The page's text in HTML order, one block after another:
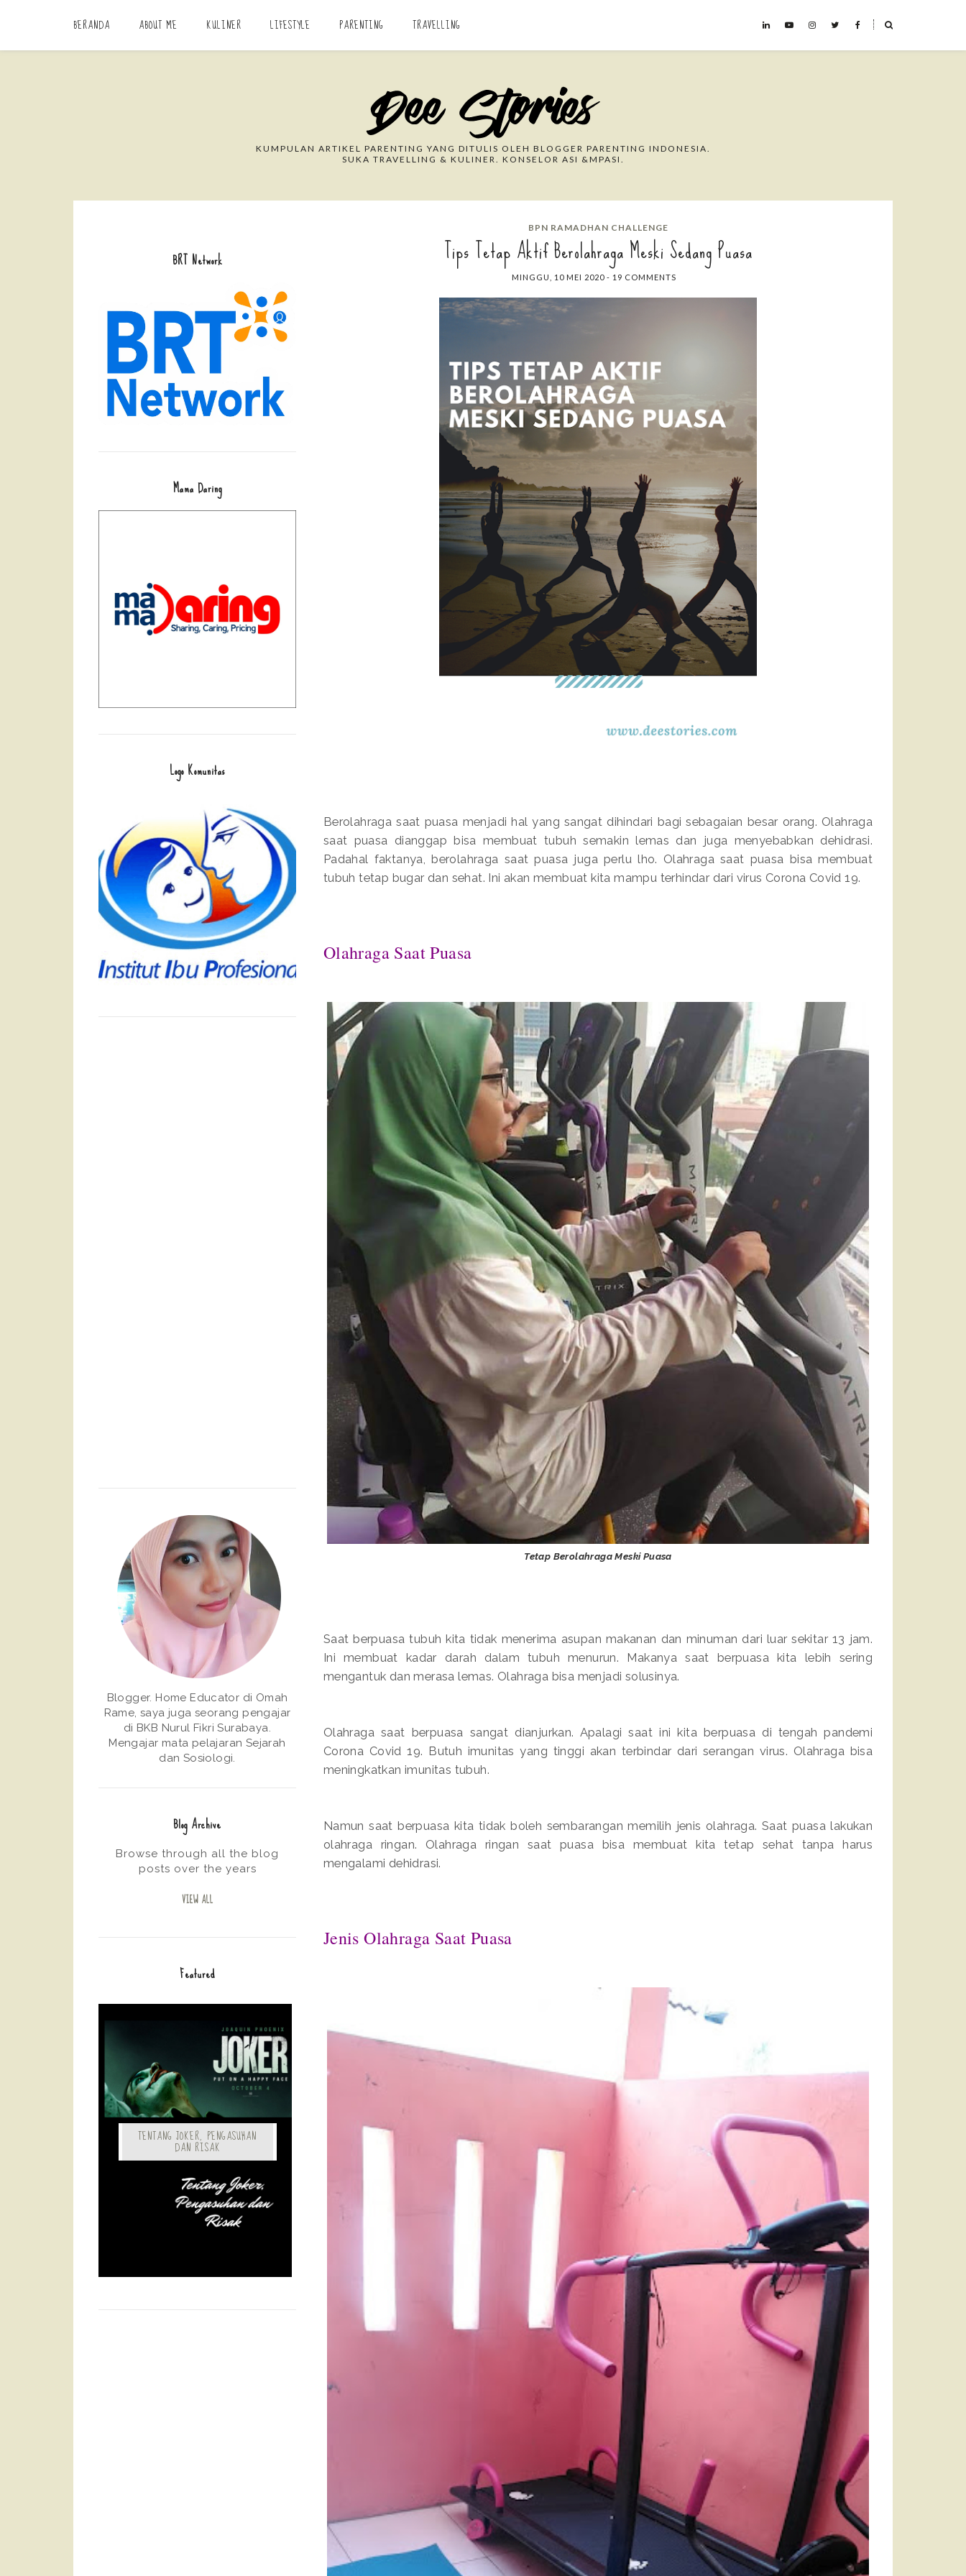
BERANDA ABOUT ME KULINER LIFESTYLE PARENTING TRAVELLING ˟
Search This Blog
KUMPULAN ARTIKEL PARENTING YANG DITULIS OLEH BLOGGER PARENTING INDONESIA.
SUKA TRAVELLING & KULINER. KONSELOR ASI &MPASI.
BPN RAMADHAN CHALLENGE
Tips Tetap Aktif Berolahraga Meski Sedang Puasa
MINGGU, 10 MEI 2020 - 19 COMMENTS
Berolahraga saat puasa menjadi hal yang sangat dihindari bagi sebagaian besar orang. Olahraga
saat puasa dianggap bisa membuat tubuh semakin lemas dan juga menyebabkan dehidrasi.
Padahal faktanya, berolahraga saat puasa juga perlu lho. Olahraga saat puasa bisa membuat
tubuh tetap bugar dan sehat. Ini akan membuat kita mampu terhindar dari virus Corona Covid 19.
Olahraga Saat Puasa
Tetap Berolahraga Meski Puasa
Saat berpuasa tubuh kita tidak menerima asupan makanan dan minuman dari luar sekitar 13 jam.
Ini membuat kadar darah dalam tubuh menurun. Makanya saat berpuasa kita lebih sering
mengantuk dan merasa lemas. Olahraga bisa menjadi solusinya.
Olahraga saat berpuasa sangat dianjurkan. Apalagi saat ini kita berpuasa di tengah pandemi
Corona Covid 19. Butuh imunitas yang tinggi akan terbindar dari serangan virus. Olahraga bisa
meningkatkan imunitas tubuh.
Namun saat berpuasa kita tidak boleh sembarangan memilih jenis olahraga. Saat puasa lakukan
olahraga ringan. Olahraga ringan saat puasa bisa membuat kita tetap sehat tanpa harus
mengalami dehidrasi.
Jenis Olahraga Saat Puasa
BRT Network
Mama Daring
Logo Komunitas
Blogger. Home Educator di Omah
Rame, saya juga seorang pengajar
di BKB Nurul Fikri Surabaya.
Mengajar mata pelajaran Sejarah
dan Sosiologi.
Blog Archive
Browse through all the blog
posts over the years
VIEW ALL
Featured
TENTANG JOKER, PENGASUHAN
DAN RISAK